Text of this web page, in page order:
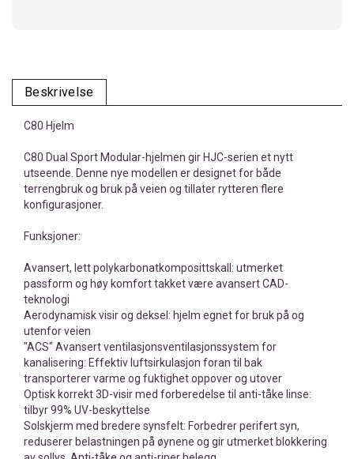
Beskrivelse
C80 Hjelm
C80 Dual Sport Modular-hjelmen gir HJC-serien et nytt
utseende. Denne nye modellen er designet for både
terrengbruk og bruk på veien og tillater rytteren flere
konfigurasjoner.
Funksjoner:
Avansert, lett polykarbonatkomposittskall: utmerket
passform og høy komfort takket være avansert CAD-
teknologi
Aerodynamisk visir og deksel: hjelm egnet for bruk på og
utenfor veien
"ACS" Avansert ventilasjonsventilasjonssystem for
kanalisering: Effektiv luftsirkulasjon foran til bak
transporterer varme og fuktighet oppover og utover
Optisk korrekt 3D-visir med forberedelse til anti-tåke linse:
tilbyr 99% UV-beskyttelse
Solskjerm med bredere synsfelt: Forbedrer perifert syn,
reduserer belastningen på øynene og gir utmerket blokkering